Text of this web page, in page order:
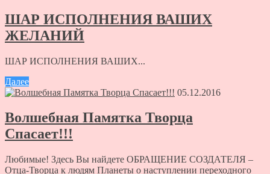
ШАР ИСПОЛНЕНИЯ ВАШИХ
ЖЕЛАНИЙ
ШАР ИСПОЛНЕНИЯ ВАШИХ...
Далее
05.12.2016
Волшебная Памятка Творца
Спасает!!!
Любимые! Здесь Вы найдете ОБРАЩЕНИЕ СОЗДАТЕЛЯ –
Отца-Творца к людям Планеты о наступлении переходного